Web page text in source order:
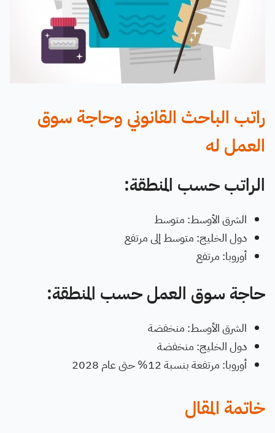
راتب الباحث القانوني وحاجة سوق
العمل له
الراتب حسب المنطقة:
الشرق الأوسط: متوسط
دول الخليج: متوسط إلى مرتفع
أوروبا: مرتفع
حاجة سوق العمل حسب المنطقة:
الشرق الأوسط: منخفضة
دول الخليج: منخفضة
أوروبا: مرتفعة بنسبة 12% حتى عام 2028
خاتمة المقال